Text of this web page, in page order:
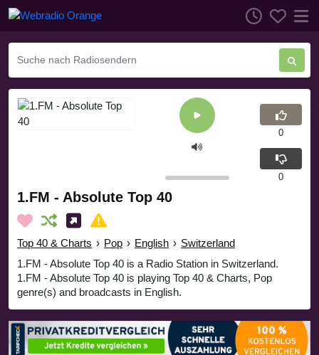
1.FM - Absolute Top 40
Top 40 & Charts › Pop › English › Switzerland
1.FM - Absolute Top 40 is a Radio Station in Switzerland.
1.FM - Absolute Top 40 is playing Top 40 & Charts, Pop
genre(s) and broadcasts in English.
0
0